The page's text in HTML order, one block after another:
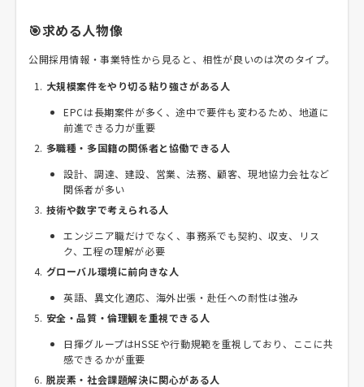
🎯求める人物像
公開採用情報・事業特性から見ると、相性が良いのは次のタイプ。
大規模案件をやり切る粘り強さがある人
EPCは長期案件が多く、途中で要件も変わるため、地道に
前進できる力が重要
多職種・多国籍の関係者と協働できる人
設計、調達、建設、営業、法務、顧客、現地協力会社など
関係者が多い
技術や数字で考えられる人
エンジニア職だけでなく、事務系でも契約、収支、リス
ク、工程の理解が必要
グローバル環境に前向きな人
英語、異文化適応、海外出張・赴任への耐性は強み
安全・品質・倫理観を重視できる人
日揮グループはHSSEや行動規範を重視しており、ここに共
感できるかが重要
脱炭素・社会課題解決に関心がある人